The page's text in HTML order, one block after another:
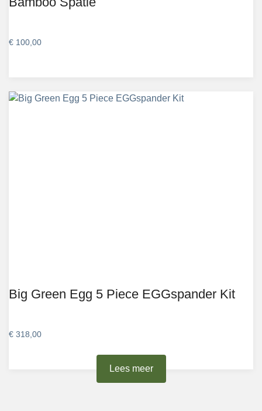
Lees meer
€ 100,00
Big Green Egg 5 Piece EGGspander Kit
€ 318,00